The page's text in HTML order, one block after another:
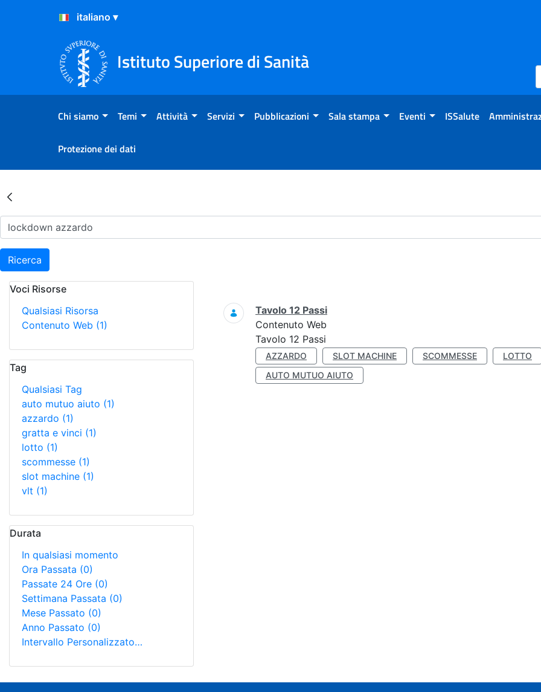
Salta al Contenuto
Salta al Footer
Istituto Superiore di Sanità
Chi siamo Temi Attività Servizi Pubblicazioni Sala stampa Eventi ISSalute
Protezione dei dati
Risultati della Ricerca - Archivio
Ricerca
Voci Risorse
Qualsiasi Risorsa
Contenuto Web (1)
Tag
Qualsiasi Tag
auto mutuo aiuto (1)
azzardo (1)
gratta e vinci (1)
lotto (1)
scommesse (1)
slot machine (1)
vlt (1)
Durata
In qualsiasi momento
Ora Passata (0)
Passate 24 Ore (0)
Settimana Passata (0)
Mese Passato (0)
Anno Passato (0)
Intervallo Personalizzato…
Ricerca
Tavolo 12 Passi
Contenuto Web
Tavolo 12 Passi
AZZARDO SLOT MACHINE SCOMMESSE
LOTTO
AUTO MUTUO AIUTO